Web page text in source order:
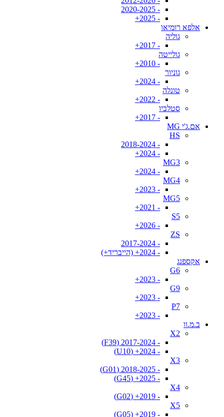
- 2020-2025
- 2025+
אלפא רומיאו
גוליה
- 2017+
גולייטה
- 2010+
גוניור
- 2024+
טונלה
- 2022+
סטלביו
- 2017+
אם.ג'י MG
HS
- 2018-2024
- 2024+
MG3
- 2024+
MG4
- 2023+
MG5
- 2021+
S5
- 2026+
ZS
- 2017-2024
- 2024+ (הייבריד+)
אקספנג
G6
- 2023+
G9
- 2023+
P7
- 2023+
ב.מ.וו
X2
- 2017-2024 (F39)
- 2024+ (U10)
X3
- 2018-2025 (G01)
- 2025+ (G45)
X4
- 2019+ (G02)
X5
- 2019+ (G05)